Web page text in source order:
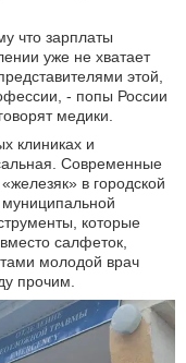
что зарплаты
уже не хватает
этой,
- попы России
медики.
клиниках и
Современные
в городской
которые
салфеток,
молодой врач
прочим.